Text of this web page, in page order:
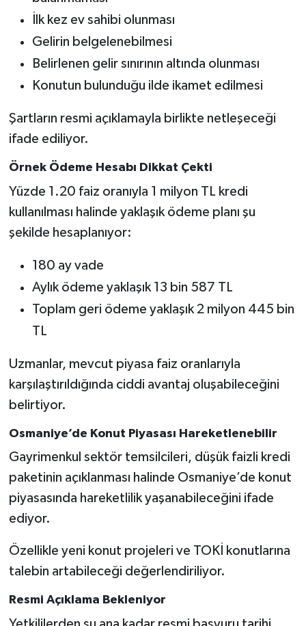
İlk kez ev sahibi olunması
Gelirin belgelenebilmesi
Belirlenen gelir sınırının altında olunması
Konutun bulunduğu ilde ikamet edilmesi
Şartların resmi açıklamayla birlikte netleşeceği
ifade ediliyor.
Örnek Ödeme Hesabı Dikkat Çekti
Yüzde 1.20 faiz oranıyla 1 milyon TL kredi
kullanılması halinde yaklaşık ödeme planı şu
şekilde hesaplanıyor:
180 ay vade
Aylık ödeme yaklaşık 13 bin 587 TL
Toplam geri ödeme yaklaşık 2 milyon 445 bin
TL
Uzmanlar, mevcut piyasa faiz oranlarıyla
karşılaştırıldığında ciddi avantaj oluşabileceğini
belirtiyor.
Osmaniye’de Konut Piyasası Hareketlenebilir
Gayrimenkul sektör temsilcileri, düşük faizli kredi
paketinin açıklanması halinde Osmaniye’de konut
piyasasında hareketlilik yaşanabileceğini ifade
ediyor.
Özellikle yeni konut projeleri ve TOKİ konutlarına
talebin artabileceği değerlendiriliyor.
Resmi Açıklama Bekleniyor